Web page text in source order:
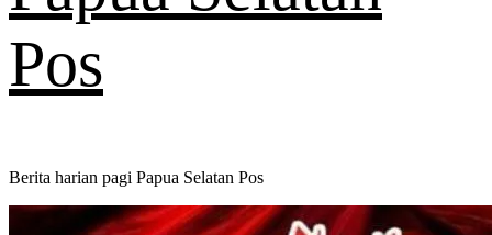
Pos
Berita harian pagi Papua Selatan Pos
Primary